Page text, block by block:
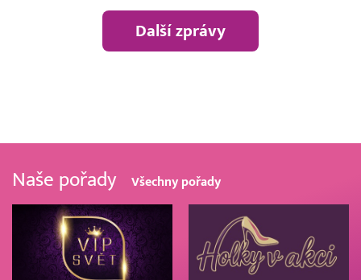
Další zprávy
Naše pořady Všechny pořady